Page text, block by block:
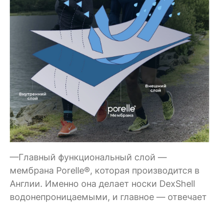
—Главный функциональный слой —
мембрана Porelle®, которая производится в
Англии. Именно она делает носки DexShell
водонепроницаемыми, и главное — отвечает